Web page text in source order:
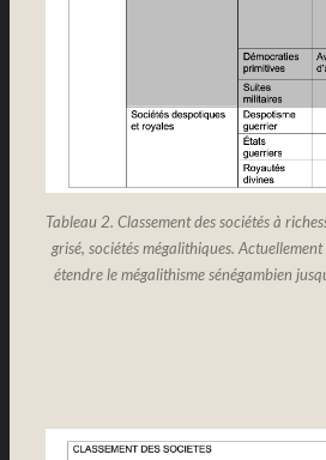
Tableau 2. Classement des sociétés à
grisé, sociétés mégalithiques.
étendre le mégalithisme sénégambien